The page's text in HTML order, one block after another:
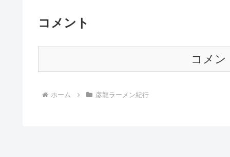
コメント
コメン
ホーム 彦龍ラーメン紀行